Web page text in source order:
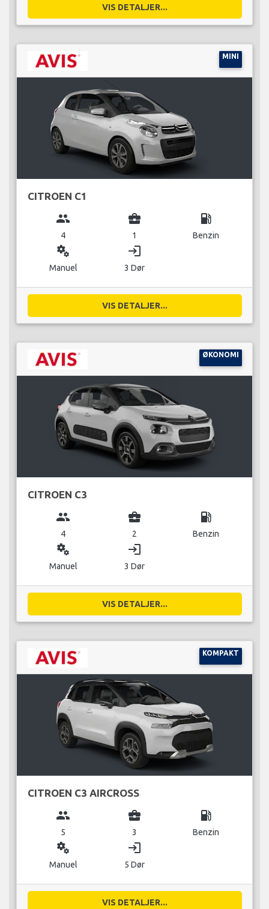
VIS DETALJER...
MINI
CITROEN C1
group
4
business_center
1
local_gas_station
Benzin
miscellaneous_services
Manuel
login
3 Dør
VIS DETALJER...
ØKONOMI
CITROEN C3
group
4
business_center
2
local_gas_station
Benzin
miscellaneous_services
Manuel
login
3 Dør
VIS DETALJER...
KOMPAKT
CITROEN C3 AIRCROSS
group
5
business_center
3
local_gas_station
Benzin
miscellaneous_services
Manuel
login
5 Dør
VIS DETALJER...